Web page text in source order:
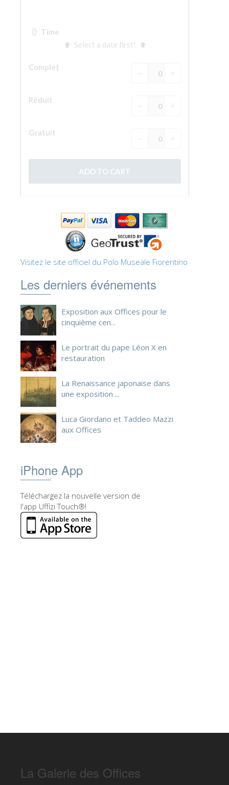
Visitez le site officiel du Polo Museale Fiorentino
Les derniers événements
Exposition aux Offices pour le
cinquième cen...
Le portrait du pape Léon X en
restauration
La Renaissance japonaise dans
une exposition ...
Luca Giordano et Taddeo Mazzi
aux Offices
iPhone App
Téléchargez la nouvelle version de
l'app Uffizi Touch®!
La Galerie des Offices